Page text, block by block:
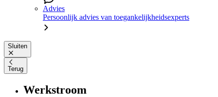
Advies
Persoonlijk advies van toegankelijkheidsexperts
Sluiten
Terug
Werkstroom